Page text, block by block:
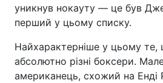
уникнув нокауту — це був
перший у цьому списку.
Найхарактерніше у цьому
абсолютно різні боксери.
американець, схожий на Енді